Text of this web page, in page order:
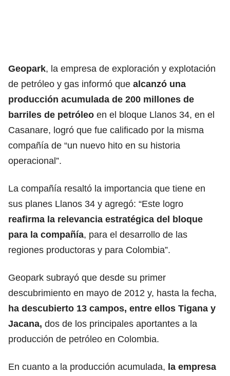
Geopark, la empresa de exploración y explotación
de petróleo y gas informó que alcanzó una
producción acumulada de 200 millones de
barriles de petróleo en el bloque Llanos 34, en el
Casanare, logró que fue calificado por la misma
compañía de “un nuevo hito en su historia
operacional”.
La compañía resaltó la importancia que tiene en
sus planes Llanos 34 y agregó: “Este logro
reafirma la relevancia estratégica del bloque
para la compañía, para el desarrollo de las
regiones productoras y para Colombia”.
Geopark subrayó que desde su primer
descubrimiento en mayo de 2012 y, hasta la fecha,
ha descubierto 13 campos, entre ellos Tigana y
Jacana, dos de los principales aportantes a la
producción de petróleo en Colombia.
En cuanto a la producción acumulada, la empresa